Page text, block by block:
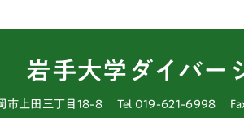
岩手大学ダイバー
市上田三丁目18-8 Tel 019-621-6998